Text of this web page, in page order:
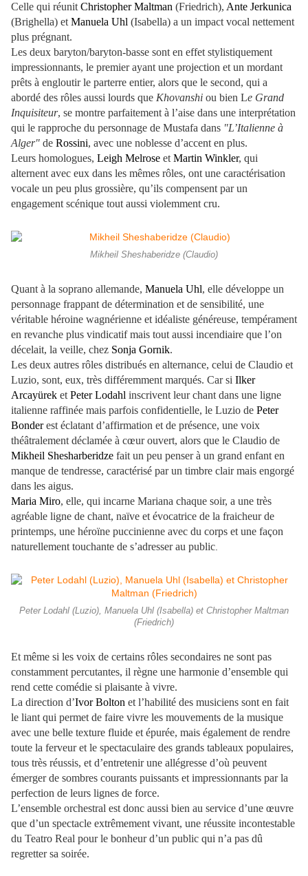
Celle qui réunit Christopher Maltman (Friedrich), Ante Jerkunica
(Brighella) et Manuela Uhl (Isabella) a un impact vocal nettement
plus prégnant.
Les deux baryton/baryton-basse sont en effet stylistiquement
impressionnants, le premier ayant une projection et un mordant
prêts à engloutir le parterre entier, alors que le second, qui a
abordé des rôles aussi lourds que Khovanshi ou bien Le Grand
Inquisiteur, se montre parfaitement à l’aise dans une interprétation
qui le rapproche du personnage de Mustafa dans "L’Italienne à
Alger" de Rossini, avec une noblesse d’accent en plus.
Leurs homologues, Leigh Melrose et Martin Winkler, qui
alternent avec eux dans les mêmes rôles, ont une caractérisation
vocale un peu plus grossière, qu’ils compensent par un
engagement scénique tout aussi violemment cru.
Mikheil Sheshaberidze (Claudio)
Quant à la soprano allemande, Manuela Uhl, elle développe un
personnage frappant de détermination et de sensibilité, une
véritable héroine wagnérienne et idéaliste généreuse, tempérament
en revanche plus vindicatif mais tout aussi incendiaire que l’on
décelait, la veille, chez Sonja Gornik.
Les deux autres rôles distribués en alternance, celui de Claudio et
Luzio, sont, eux, très différemment marqués. Car si Ilker
Arcayürek et Peter Lodahl inscrivent leur chant dans une ligne
italienne raffinée mais parfois confidentielle, le Luzio de Peter
Bonderest éclatant d’affirmation et de présence, une voix
théâtralement déclamée à cœur ouvert, alors que le Claudio de
Mikheil Shesharberidze fait un peu penser à un grand enfant en
manque de tendresse, caractérisé par un timbre clair mais engorgé
dans les aigus.
Maria Miro, elle, qui incarne Mariana chaque soir, a une très
agréable ligne de chant, naïve et évocatrice de la fraicheur de
printemps, une héroïne puccinienne avec du corps et une façon
naturellement touchante de s’adresser au public
Peter Lodahl (Luzio), Manuela Uhl (Isabella) et Christopher Maltman
(Friedrich)
Et même si les voix de certains rôles secondaires ne sont pas
constamment percutantes, il règne une harmonie d’ensemble qui
rend cette comédie si plaisante à vivre.
La direction d’Ivor Bolton et l’habilité des musiciens sont en fait
le liant qui permet de faire vivre les mouvements de la musique
avec une belle texture fluide et épurée, mais également de rendre
toute la ferveur et le spectaculaire des grands tableaux populaires,
tous très réussis, et d’entretenir une allégresse d’où peuvent
émerger de sombres courants puissants et impressionnants par la
perfection de leurs lignes de force.
L’ensemble orchestral est donc aussi bien au service d’une œuvre
que d’un spectacle extrêmement vivant, une réussite incontestable
du Teatro Real pour le bonheur d’un public qui n’a pas dû
regretter sa soirée.